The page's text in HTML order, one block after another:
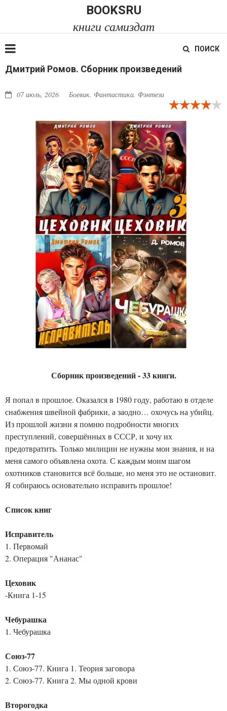
BOOKSRU
книги самиздат
ПОИСК
Дмитрий Ромов. Сборник произведений
07 июль, 2026 Боевик. Фантастика. Фэнтези
Сборник произведений - 33 книги.
Я попал в прошлое. Оказался в 1980 году, работаю в отделе
снабжения швейной фабрики, а заодно… охочусь на убийц.
Из прошлой жизни я помню подробности многих
преступлений, совершённых в СССР, и хочу их
предотвратить. Только милиции не нужны мои знания, и на
меня самого объявлена охота. С каждым моим шагом
охотников становится всё больше, но меня это не остановит.
Я собираюсь основательно исправить прошлое!
Список книг
Исправитель
1. Первомай
2. Операция "Ананас"
Цеховик
-Книга 1-15
Чебурашка
1. Чебурашка
Союз-77
1. Союз-77. Книга 1. Теория заговора
2. Союз-77. Книга 2. Мы одной крови
Второгодка